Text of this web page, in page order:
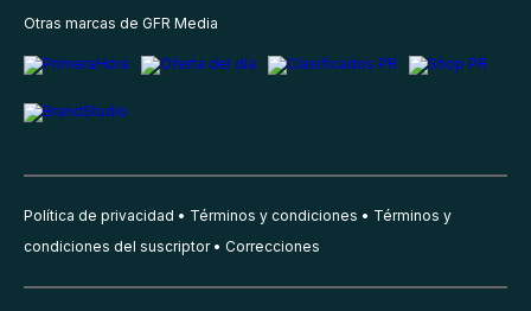
Otras marcas de GFR Media
Política de privacidad Términos y condiciones
Términos y
condiciones del suscriptor
Correcciones